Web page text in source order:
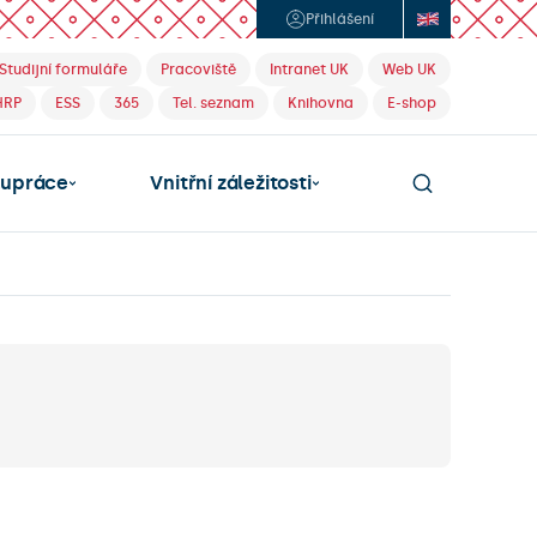
Přihlášení
Studijní formuláře Pracoviště Intranet UK
Web UK
ESS 365 Tel. seznam Knihovna E-shop
Vnitřní záležitosti